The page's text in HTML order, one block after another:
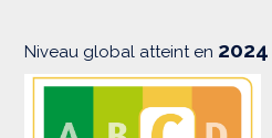
Niveau global atteint en 2024